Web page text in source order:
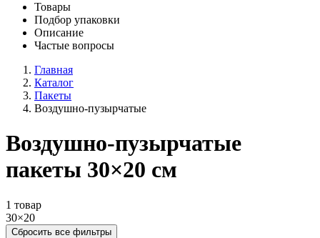
Товары
Подбор упаковки
Описание
Частые вопросы
Главная
Каталог
Пакеты
Воздушно-пузырчатые
Воздушно-пузырчатые
пакеты 30×20 см
1 товар
30×20
Сбросить все фильтры